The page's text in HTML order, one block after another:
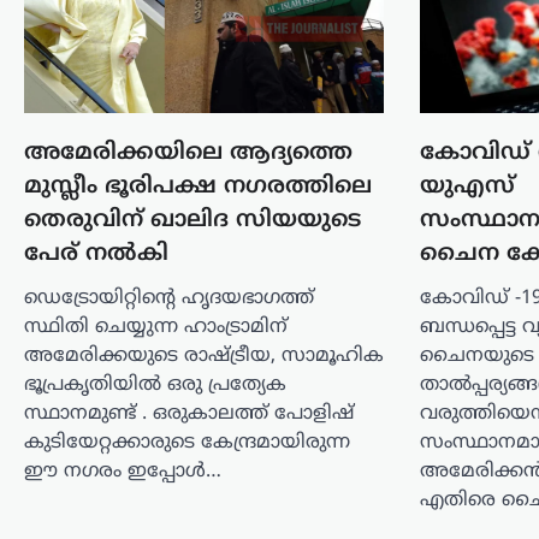
അമേരിക്കയിലെ ആദ്യത്തെ
മുസ്ലീം ഭൂരിപക്ഷ നഗരത്തിലെ
തെരുവിന് ഖാലിദ സിയയുടെ
പേര് നൽകി
ഡെട്രോയിറ്റിന്റെ ഹൃദയഭാഗത്ത്
സ്ഥിതി ചെയ്യുന്ന ഹാംട്രാമിന്
അമേരിക്കയുടെ രാഷ്ട്രീയ, സാമൂഹിക
ഭൂപ്രകൃതിയിൽ ഒരു പ്രത്യേക
സ്ഥാനമുണ്ട് . ഒരുകാലത്ത് പോളിഷ്
കുടിയേറ്റക്കാരുടെ കേന്ദ്രമായിരുന്ന
ഈ നഗരം ഇപ്പോൾ…
യുഎസ്
ചൈന
കോവിഡ് -
ബന്ധപ്പെട്ട
ചൈനയുടെ
എതിരെ
സിറ്റി പൊലീസ് കമ്മിഷണർ. പ്രതിയെ
പിടികൂടുന്നതിനിടെ അടിയന്തര
സാഹചര്യമുണ്ടായാൽ…
ഭീകരരും
തീവ്രവാദികളും
ഭയപ്പെടുന്ന നേതാവ്;
അമിത് ഷാ മറുപടി
പറയാൻ തുടങ്ങിയാൽ
പ്രതിപക്ഷത്തിന്
താങ്ങാനാകില്ല: കിരൺ
റിജിജു
ന്യൂസ് ഡെസ്ക് ഓഗസ്റ്റ്‌ 7, 2026
പാർലമെന്റിൽ കേന്ദ്ര ആഭ്യന്തരമന്ത്രി
അമിത് ഷായുടെ അസാന്നിധ്യം
ചൂണ്ടിക്കാട്ടി പ്രതിപക്ഷം പ്രതിഷേധം